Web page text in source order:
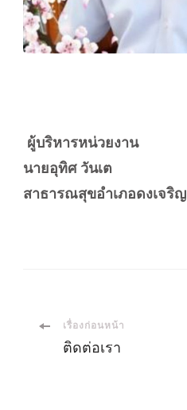
ผู้บริหารหน่วยงาน
นายอุทิศ วันเต
สาธารณสุขอำเภอดงเจริญ
เมนูเรื่องก่อนหน้า
ติดต่อเรา